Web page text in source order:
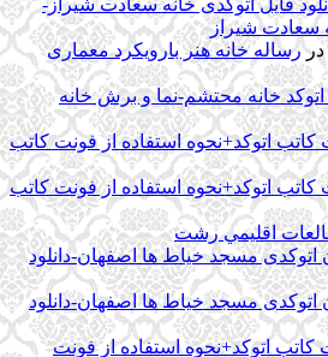
فایل اتوکدی خانه سعادت شیراز-
سعادت شیراز
دررساله خانه هنر بارویکرد معماری
اتوکد خانه محتشم-نما و برش خانه
کاتب اتوکد+نحوه استفاده از فونت کاتب
کاتب اتوکد+نحوه استفاده از فونت کاتب
اقليمي رشت
اتوکدی مسجد خیاط ها اصفهان-دانلود
اتوکدی مسجد خیاط ها اصفهان-دانلود
کاتب اتوکد+نحوه استفاده از فونت